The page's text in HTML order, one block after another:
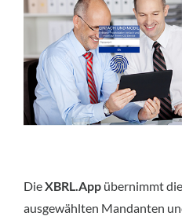
DieXBRL.Appübernimmt
ausgewählten Mandanten